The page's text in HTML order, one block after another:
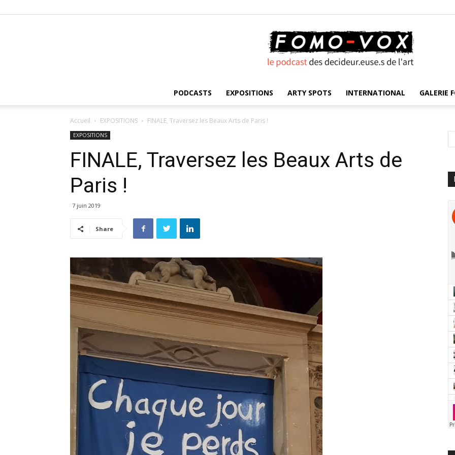
VOX
PODCASTS EXPOSITIONS ARTY SPOTS INTERNATIONAL GALERIE
Accueil EXPOSITIONS FINALE, Traversez les Beaux Arts de Paris !
EXPOSITIONS
FINALE, Traversez les Beaux Arts de
Paris !
7 juin 2019
Share